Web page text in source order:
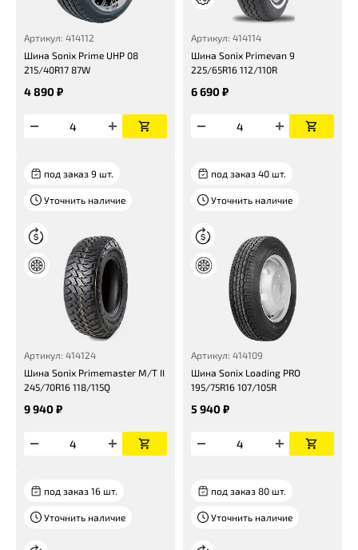
Артикул: 414112
Шина Sonix Prime UHP 08
215/40R17 87W
4 890 ₽
Артикул: 414114
Шина Sonix Primevan 9
225/65R16 112/110R
6 690 ₽
под заказ 9 шт.
Уточнить наличие
Артикул: 414124
Шина Sonix Primemaster M/T II
245/70R16 118/115Q
9 940 ₽
под заказ 40 шт.
Уточнить наличие
Артикул: 414109
Шина Sonix Loading PRO
195/75R16 107/105R
5 940 ₽
под заказ 16 шт.
Уточнить наличие
под заказ 80 шт.
Уточнить наличие